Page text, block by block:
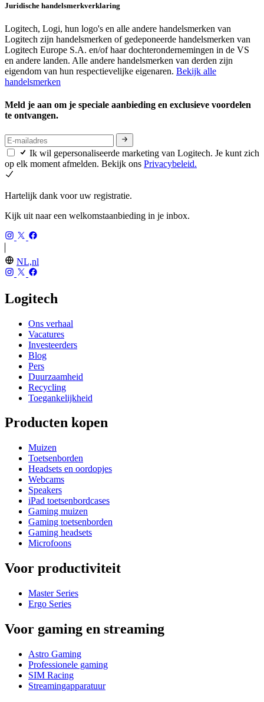
Juridische handelsmerkverklaring
Logitech, Logi, hun logo's en alle andere handelsmerken van
Logitech zijn handelsmerken of gedeponeerde handelsmerken van
Logitech Europe S.A. en/of haar dochterondernemingen in de VS
en andere landen. Alle andere handelsmerken van derden zijn
eigendom van hun respectievelijke eigenaren. Bekijk alle
handelsmerken
Meld je aan om je speciale aanbieding en exclusieve voordelen
te ontvangen.
Ik wil gepersonaliseerde marketing van Logitech. Je kunt zich
op elk moment afmelden. Bekijk ons Privacybeleid.
Hartelijk dank voor uw registratie.
Kijk uit naar een welkomstaanbieding in je inbox.
NL,nl
Logitech
Ons verhaal
Vacatures
Investeerders
Blog
Pers
Duurzaamheid
Recycling
Toegankelijkheid
Producten kopen
Muizen
Toetsenborden
Headsets en oordopjes
Webcams
Speakers
iPad toetsenbordcases
Gaming muizen
Gaming toetsenborden
Gaming headsets
Microfoons
Voor productiviteit
Master Series
Ergo Series
Voor gaming en streaming
Astro Gaming
Professionele gaming
SIM Racing
Streamingapparatuur